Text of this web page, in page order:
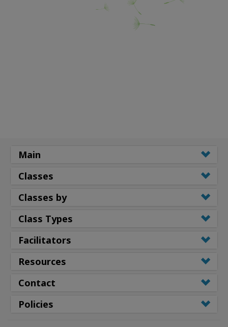
Main
Classes
Classes by
Class Types
Facilitators
Resources
Contact
Policies